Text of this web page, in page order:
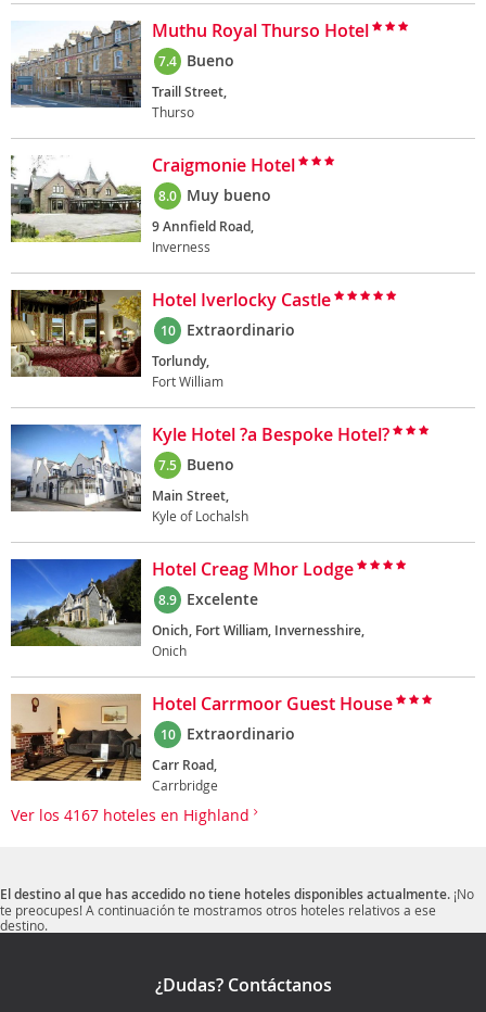
Muthu Royal Thurso Hotel
7.4 Bueno
Traill Street,
Thurso
Craigmonie Hotel
8.0 Muy bueno
9 Annfield Road,
Inverness
Hotel Iverlocky Castle
10 Extraordinario
Torlundy,
Fort William
Kyle Hotel ?a Bespoke Hotel?
7.5 Bueno
Main Street,
Kyle of Lochalsh
Hotel Creag Mhor Lodge
8.9 Excelente
Onich, Fort William, Invernesshire,
Onich
Hotel Carrmoor Guest House
10 Extraordinario
Carr Road,
Carrbridge
Ver los 4167 hoteles en Highland
El destino al que has accedido no tiene hoteles disponibles actualmente. ¡No
te preocupes! A continuación te mostramos otros hoteles relativos a ese
destino.
¿Dudas? Contáctanos